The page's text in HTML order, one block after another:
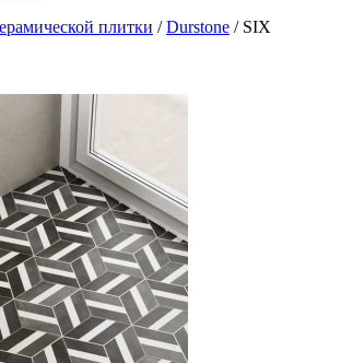
плитки /Durstone / SIX